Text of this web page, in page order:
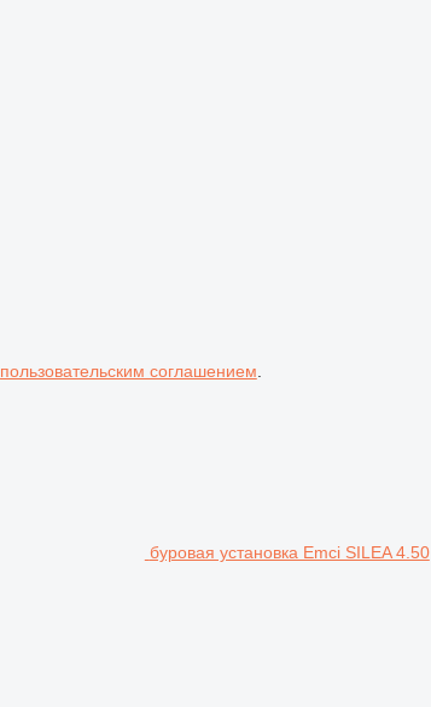
пользовательским соглашением
буровая установка Emci SILEA 4.50